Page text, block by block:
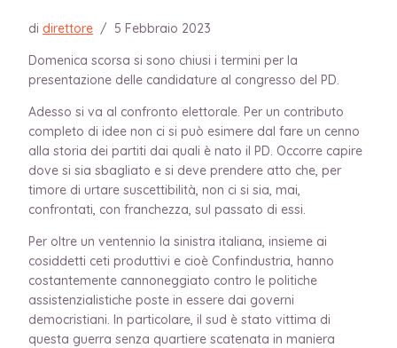
di direttore / 5 Febbraio 2023
Domenica scorsa si sono chiusi i termini per la
presentazione delle candidature al congresso del PD.
Adesso si va al confronto elettorale. Per un contributo
completo di idee non ci si può esimere dal fare un cenno
alla storia dei partiti dai quali è nato il PD. Occorre capire
dove si sia sbagliato e si deve prendere atto che, per
timore di urtare suscettibilità, non ci si sia, mai,
confrontati, con franchezza, sul passato di essi.
Per oltre un ventennio la sinistra italiana, insieme ai
cosiddetti ceti produttivi e cioè Confindustria, hanno
costantemente cannoneggiato contro le politiche
assistenzialistiche poste in essere dai governi
democristiani. In particolare, il sud è stato vittima di
questa guerra senza quartiere scatenata in maniera